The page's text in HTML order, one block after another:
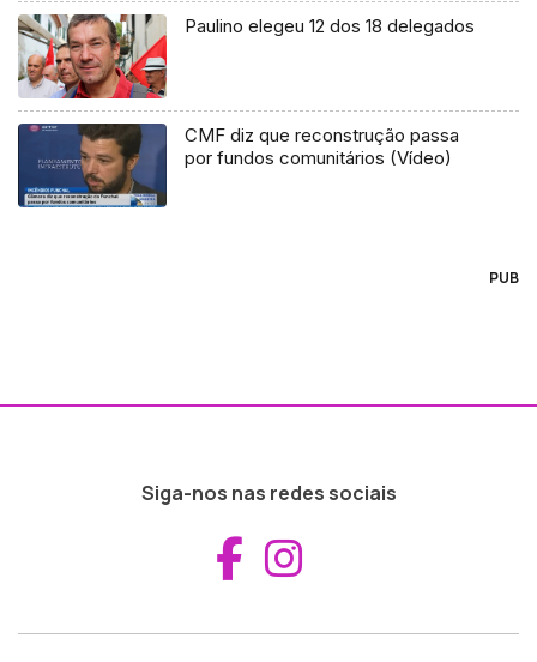
Paulino elegeu 12 dos 18 delegados
CMF diz que reconstrução passa
por fundos comunitários (Vídeo)
PUB
Siga-nos nas redes sociais
Aceder ao